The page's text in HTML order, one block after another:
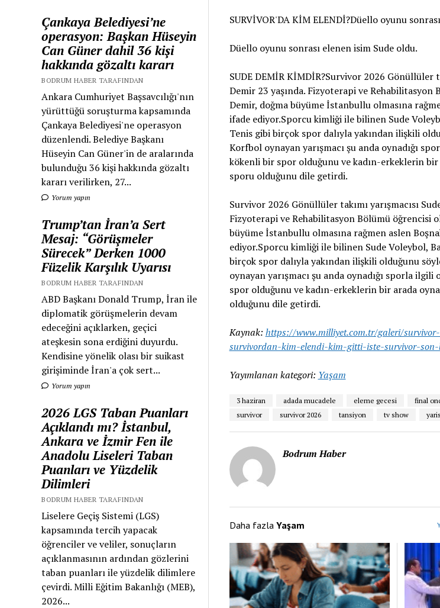
Çankaya Belediyesi’ne
operasyon: Başkan Hüseyin
Can Güner dahil 36 kişi
hakkında gözaltı kararı
BODRUM HABER TARAFINDAN
Ankara Cumhuriyet Başsavcılığı'nın
yürüttüğü soruşturma kapsamında
Çankaya Belediyesi'ne operasyon
düzenlendi. Belediye Başkanı
Hüseyin Can Güner'in de aralarında
bulunduğu 36 kişi hakkında gözaltı
kararı verilirken, 27...
Yorum yapın
Trump’tan İran’a Sert
Mesaj: “Görüşmeler
Sürecek” Derken 1000
Füzelik Karşılık Uyarısı
BODRUM HABER TARAFINDAN
ABD Başkanı Donald Trump, İran ile
diplomatik görüşmelerin devam
edeceğini açıklarken, geçici
ateşkesin sona erdiğini duyurdu.
Kendisine yönelik olası bir suikast
girişiminde İran'a çok sert...
Yorum yapın
2026 LGS Taban Puanları
Açıklandı mı? İstanbul,
Ankara ve İzmir Fen ile
Anadolu Liseleri Taban
Puanları ve Yüzdelik
Dilimleri
BODRUM HABER TARAFINDAN
Liselere Geçiş Sistemi (LGS)
kapsamında tercih yapacak
öğrenciler ve veliler, sonuçların
açıklanmasının ardından gözlerini
taban puanları ile yüzdelik dilimlere
çevirdi. Milli Eğitim Bakanlığı (MEB),
2026...
SURVİVOR'DA KİM ELENDİ?Düello oyunu
Düello oyunu sonrası elenen isim Sude oldu.
SUDE DEMİR KİMDİR?Survivor 2026 Gönüllüler
Demir 23 yaşında. Fizyoterapi ve Rehabilitasyon
Demir, doğma büyüme İstanbullu olmasına
ifade ediyor.Sporcu kimliği ile bilinen Sude
Tenis gibi birçok spor dalıyla yakından ilişkili
Korfbol oynayan yarışmacı şu anda oynadığı
kökenli bir spor olduğunu ve kadın-erkeklerin bir
sporu olduğunu dile getirdi.
Survivor 2026 Gönüllüler takımı yarışmacısı
Fizyoterapi ve Rehabilitasyon Bölümü öğrencisi
büyüme İstanbullu olmasına rağmen aslen
ediyor.Sporcu kimliği ile bilinen Sude Voleybol,
birçok spor dalıyla yakından ilişkili olduğunu
oynayan yarışmacı şu anda oynadığı sporla
spor olduğunu ve kadın-erkeklerin bir arada
olduğunu dile getirdi.
Kaynak: https://www.milliyet.com.tr/galeri/
survivordan-kim-elendi-kim-gitti-iste-survivor-son-
Yayımlanan kategori: Yaşam
3 haziran adada mucadele eleme gecesi final
survivor
survivor 2026 tansiyon tv show
Bodrum Haber
Daha fazla Yaşam